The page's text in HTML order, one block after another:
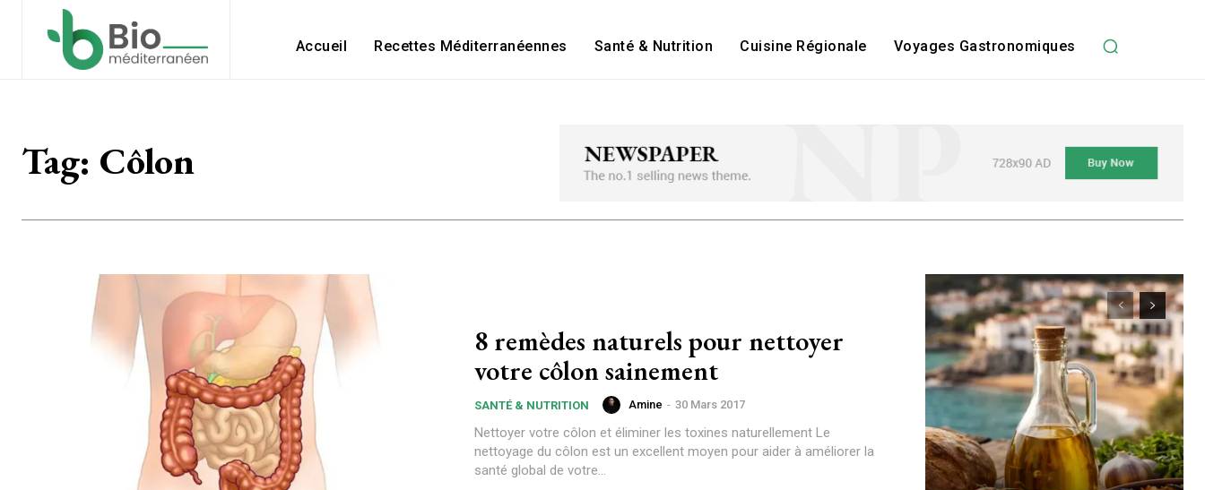
Accueil Recettes Méditerranéennes Santé & Nutrition Cuisine Régionale Voyages Gastronomiques
Tag: Côlon
8 remèdes naturels pour nettoyer
votre côlon sainement
SANTÉ & NUTRITION Amine - 30 Mars 2017
Nettoyer votre côlon et éliminer les toxines naturellement Le
nettoyage du côlon est un excellent moyen pour aider à améliorer la
santé global de votre...